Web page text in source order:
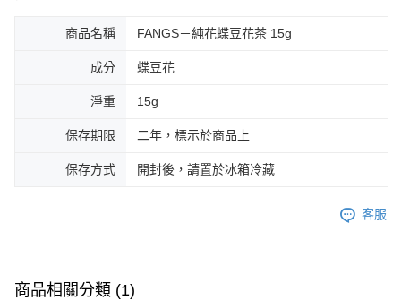
商品名稱 FANGS－純花蝶豆花茶 15g
成分 蝶豆花
淨重 15g
保存期限 二年，標示於商品上
保存方式 開封後，請置於冰箱冷藏
客服
商品相關分類 (1)